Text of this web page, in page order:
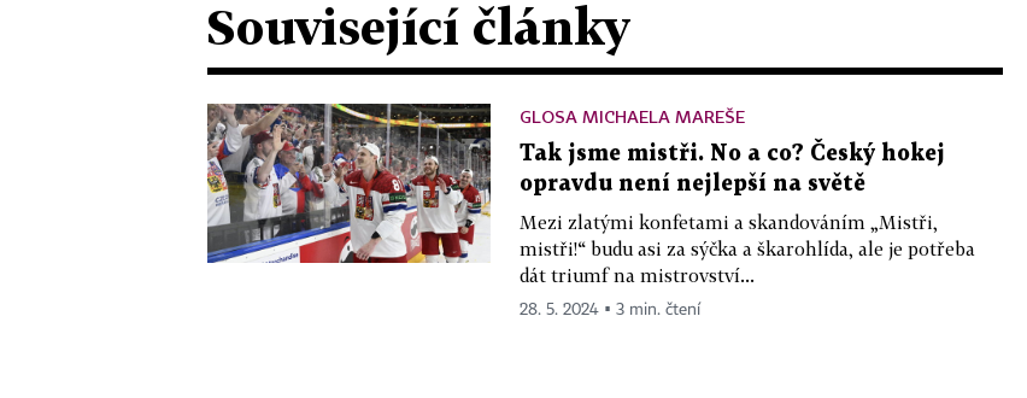
Související články
GLOSA MICHAELA MAREŠE
Tak jsme mistři. No a co? Český hokej
opravdu není nejlepší na světě
Mezi zlatými konfetami a skandováním „Mistři,
mistři!“ budu asi za sýčka a škarohlída, ale je potřeba
dát triumf na mistrovství...
28. 5. 2024 ▪ 3 min. čtení